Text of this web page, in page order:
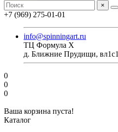
×
+7 (969) 275-01-01
info@spinningart.ru
ТЦ Формула X
д. Ближние Прудищи, вл1с1
0
0
0
Ваша корзина пуста!
Каталог